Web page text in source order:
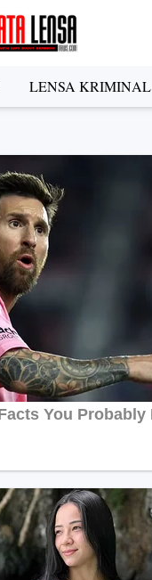
LENSA KRIMINAL